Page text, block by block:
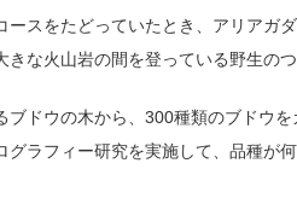
スをたどっていたとき、アリアガ
な火山岩の間を登っている野生のつ
ブドウの木から、300種類のブドウ
ラフィー研究を実施して、品種が